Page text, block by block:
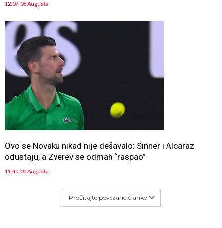
12:07, 08 Augusta
Ovo se Novaku nikad nije dešavalo: Sinner i Alcaraz
odustaju, a Zverev se odmah “raspao”
11:45, 08 Augusta
Pročitajte povezane članke